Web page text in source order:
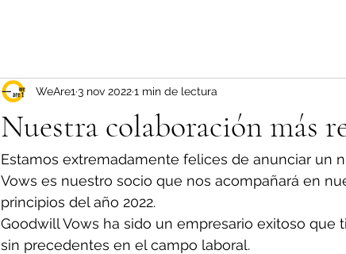
Nuestra colaboración más
WeAre1 3 nov 20221 min de lectura
Estamos extremadamente felices de anunciar un
Vows es nuestro socio que nos acompañará en
principios del año 2022.
Goodwill Vows ha sido un empresario exitoso
sin precedentes en el campo laboral.